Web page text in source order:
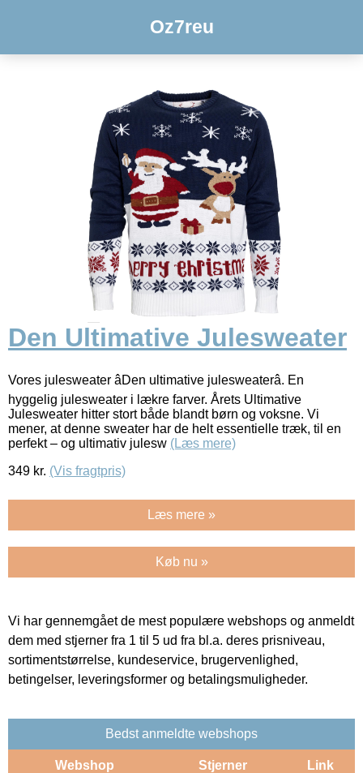
Oz7reu
Den Ultimative Julesweater
Vores julesweater âDen ultimative julesweaterâ. En
hyggelig julesweater i lækre farver. Årets Ultimative
Julesweater hitter stort både blandt børn og voksne. Vi
mener, at denne sweater har de helt essentielle træk, til en
perfekt – og ultimativ julesw (Læs mere)
349 kr. (Vis fragtpris)
Læs mere »
Køb nu »
Vi har gennemgået de mest populære webshops og anmeldt
dem med stjerner fra 1 til 5 ud fra bl.a. deres prisniveau,
sortimentstørrelse, kundeservice, brugervenlighed,
betingelser, leveringsformer og betalingsmuligheder.
Bedst anmeldte webshops
Webshop Stjerner Link